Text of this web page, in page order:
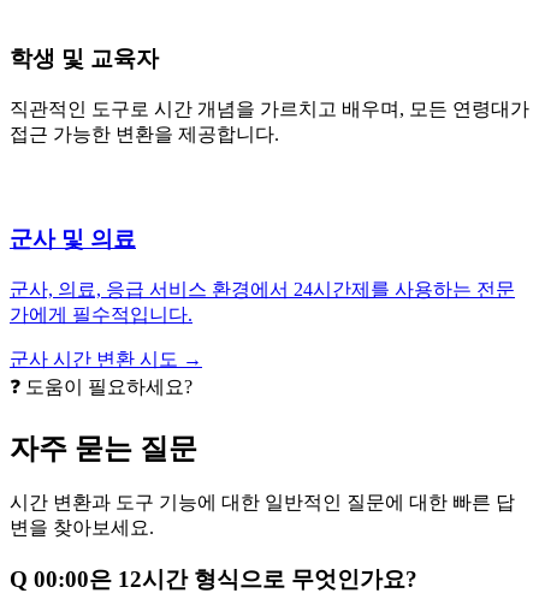
학생 및 교육자
직관적인 도구로 시간 개념을 가르치고 배우며, 모든 연령대가
접근 가능한 변환을 제공합니다.
군사 및 의료
군사, 의료, 응급 서비스 환경에서 24시간제를 사용하는 전문
가에게 필수적입니다.
군사 시간 변환 시도 →
❓ 도움이 필요하세요?
자주 묻는 질문
시간 변환과 도구 기능에 대한 일반적인 질문에 대한 빠른 답
변을 찾아보세요.
Q 00:00은 12시간 형식으로 무엇인가요?